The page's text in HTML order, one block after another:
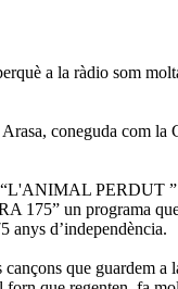
a la ràdio som
coneguda com
“L'ANIMAL PERDUT
un programa que
anys d’independència.
que guardem a